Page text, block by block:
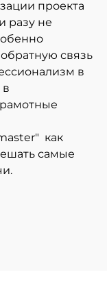
проекта
разу не
связь
в
в
как
самые